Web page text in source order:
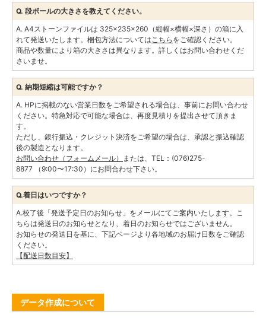
Q. 段ボールの大きさを教えてください。
A. A4ストーンファイルは 325×235×260（縦幅×横幅×深さ）の箱に入
れて発送いたします。梱包方法についてはこちら をご確認ください。
商品や数量により箱の大きさは異なります。詳しくはお問い合わせくだ
さいませ。
Q. 納期短縮は可能ですか？
A. HPに掲載のない営業日数をご希望される場合は、事前にお問い合わせ
ください。特急対応で可能な場合は、再度見積りを提出させて頂きま
す。
ただし、銀行振込・クレジット決済をご希望の場合は、承認と振込確認
後の製造となります。
お問い合わせ（フォームメール） または、 TEL：(076)275-
8877 （9:00〜17:30）にお問合わせ下さい。
Q.着日はいつですか？
A.校了後「発送予定日のお知らせ」をメールにてご案内いたします。こ
ちらは発送日のお知らせとなり、着日のお知らせではございません。
お知らせの発送日を基に、下記ページより各地域のお届け日数をご確認
ください。
【配送日数目安】
データ作成について